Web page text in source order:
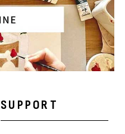
SUPPORT